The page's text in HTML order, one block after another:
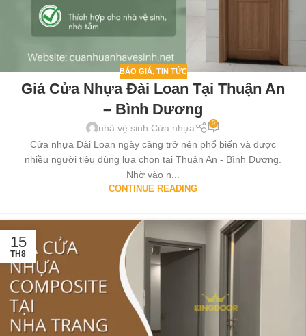
BÁO GIÁ, TIN TỨC
Giá Cửa Nhựa Đài Loan Tại Thuận An
– Bình Dương
nhà vệ sinh Cửa nhựa 0
Cửa nhựa Đài Loan ngày càng trở nên phổ biến và được
nhiều người tiêu dùng lựa chọn tại Thuận An - Bình Dương.
Nhờ vào n...
CONTINUE READING
15
TH8